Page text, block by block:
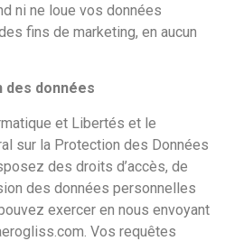
ni ne loue vos données
fins de marketing, en aucun
des données
et Libertés et le
sur la Protection des Données
des droits d’accès, de
des données personnelles
exercer en nous envoyant
Vos requêtes